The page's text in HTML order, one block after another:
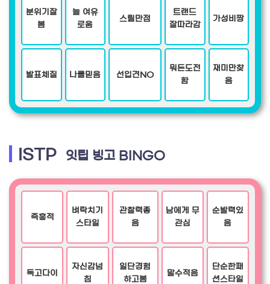
분위기잘
봄
늘 여유
로움
스릴만점
트랜드
잘따라감
가성비짱
발표체질 나를믿음 선입견NO
뭐든도전
함
재미만찾
음
ISTP 잇팁 빙고 BINGO
즉흥적
벼락치기
스타일
관찰력좋
음
남에게 무
관심
순발력있
음
독고다이
자신감넘
침
일단경험
하고봄
말수적음
단순한패
션스타일